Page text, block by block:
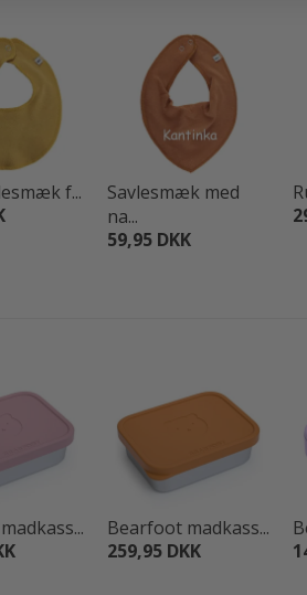
f...
Savlesmæk med
na...
59,95 DKK
Bearfoot madkass...
259,95 DKK